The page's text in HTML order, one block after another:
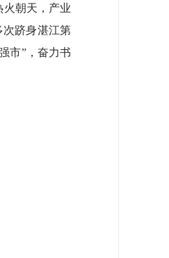
朝天，产业
次跻身湛江第
市”，奋力书